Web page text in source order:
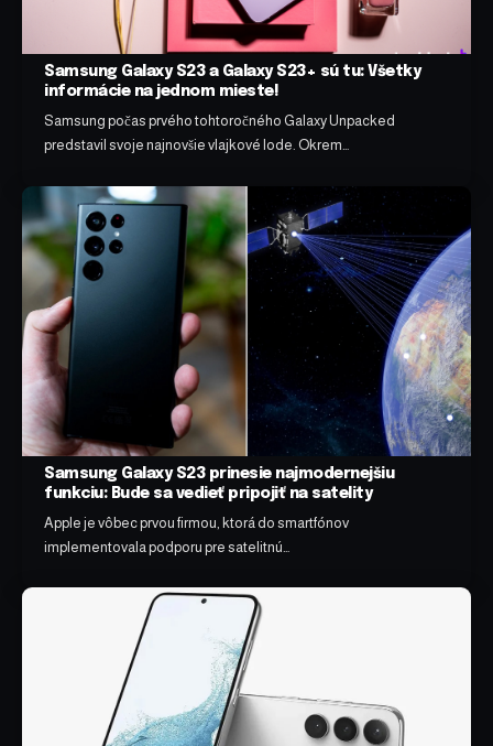
Samsung Galaxy S23 a Galaxy S23+ sú tu: Všetky
informácie na jednom mieste!
Samsung počas prvého tohtoročného Galaxy Unpacked
predstavil svoje najnovšie vlajkové lode. Okrem…
Samsung Galaxy S23 prinesie najmodernejšiu
funkciu: Bude sa vedieť pripojiť na satelity
Apple je vôbec prvou firmou, ktorá do smartfónov
implementovala podporu pre satelitnú…